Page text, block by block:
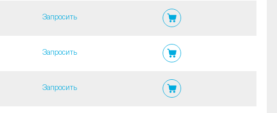
Запросить
Запросить
Запросить